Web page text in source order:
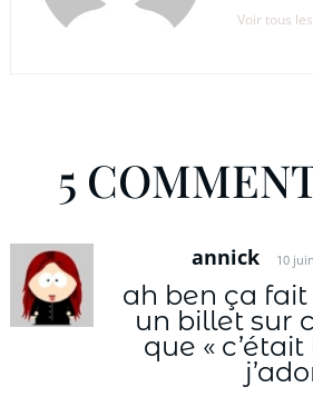
Voir tous
5
annick 10
ah ben ça
un billet sur
que «